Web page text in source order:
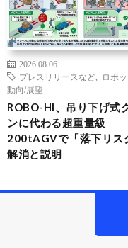
2026.08.06
プレスリリースなど
ロボッ
動向/展望
ROBO-HI、吊り下げ式
ンに代わる超重量級
200tAGVで「落下リス
解消と説明